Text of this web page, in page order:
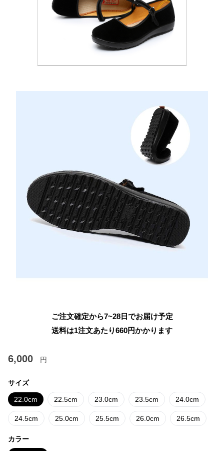
ご注文確定から7~28日でお届け予定
送料は1注文あたり660円かかります
6,000 円
サイズ
22.0cm 22.5cm 23.0cm 23.5cm 24.0cm
24.5cm 25.0cm 25.5cm 26.0cm 26.5cm
カラー